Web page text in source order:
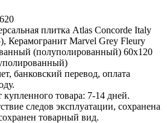
620
плитка Atlas Concorde Italy
Керамогранит Marvel Grey Fleury
(полуполированный) 60х120
банковский перевод, оплата
товара: 7-14 дней.
следов эксплуатации, сохранена
товарный вид.